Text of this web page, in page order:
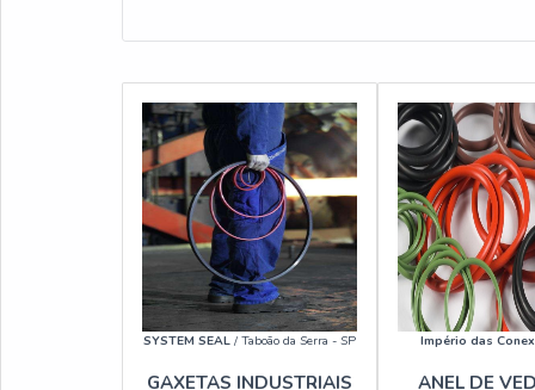
SYSTEM SEAL/ Taboão da Serra - SP
GAXETAS INDUSTRIAIS
Império das
ANEL DE